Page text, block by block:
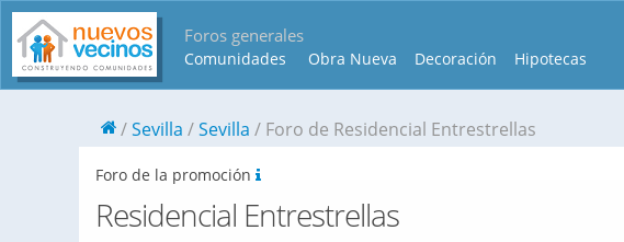
Foros generales
Comunidades Obra Nueva Decoración Hipotecas
Sevilla Sevilla Foro de Residencial Entrestrellas
Foro de la promoción
Residencial Entrestrellas